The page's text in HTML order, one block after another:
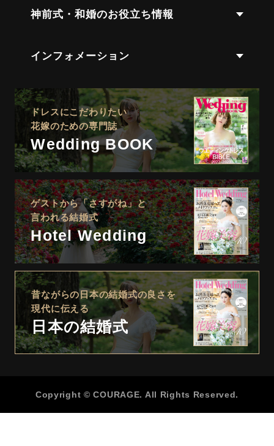
神前式・和婚のお役立ち情報
インフォメーション
ドレスにこだわりたい
花嫁のための専門誌
Wedding BOOK
ゲストから「さすがね」と
言われる結婚式
Hotel Wedding
昔ながらの日本の結婚式の良さを
現代に伝える
日本の結婚式
Copyright © COURAGE. All Rights Reserved.